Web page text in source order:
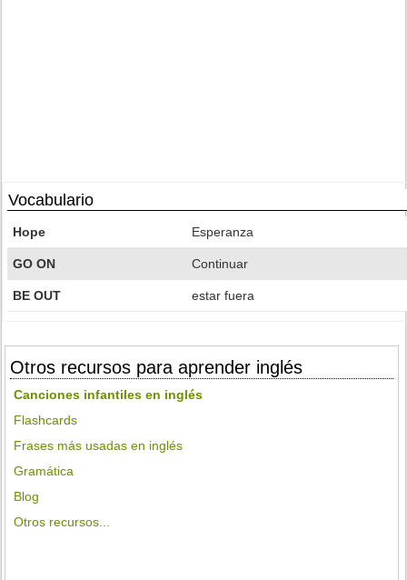
Vocabulario
Hope Esperanza
GO ON Continuar
BE OUT estar fuera
Otros recursos para aprender inglés
Canciones infantiles en inglés
Flashcards
Frases más usadas en inglés
Gramática
Blog
Otros recursos...